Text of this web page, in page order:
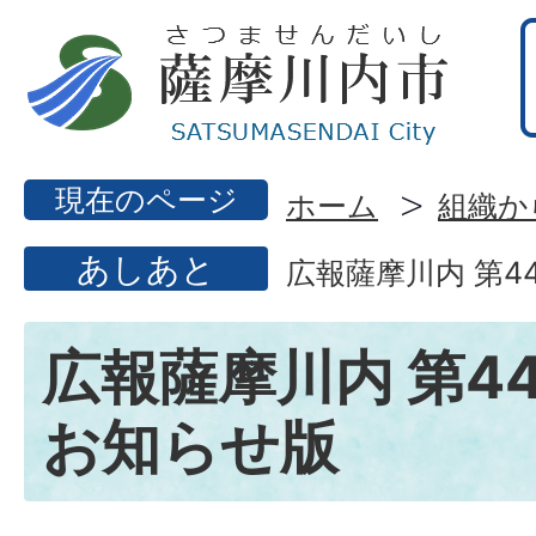
現在のページ ホーム 組織
あしあと 広報薩摩川内 第
広報薩摩川内 第
お知らせ版